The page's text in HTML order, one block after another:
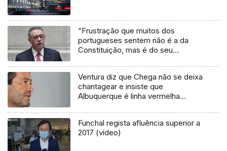
“Frustração que muitos dos
portugueses sentem não é a da
Constituição, mas é do seu
Ventura diz que Chega não se deixa
chantagear e insiste que
Albuquerque é linha vermelha
Funchal regista afluência superior a
2017 (vídeo)